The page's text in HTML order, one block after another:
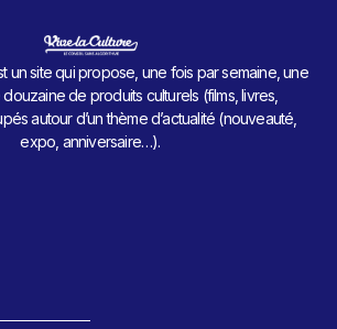
un site qui propose, une fois par semaine, une
de produits culturels (films, livres,
autour d’un thème d’actualité (nouveauté,
expo, anniversaire…).